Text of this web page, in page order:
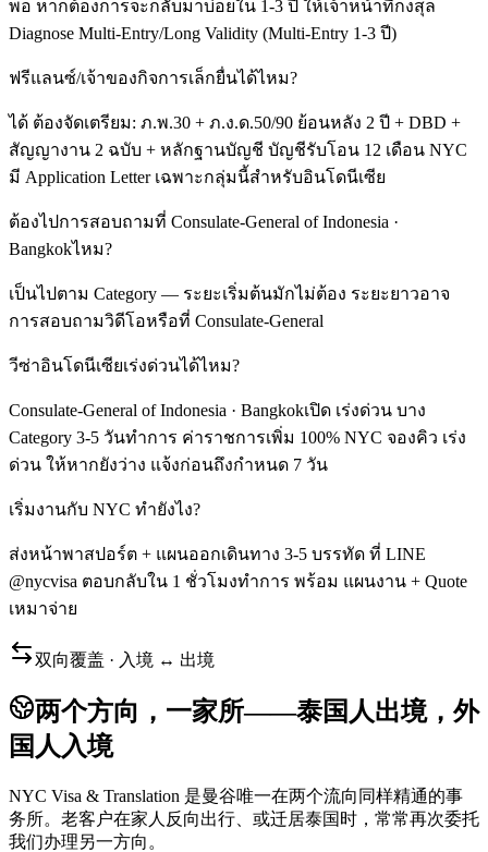
พอ หากต้องการจะกลับมาบ่อยใน 1-3 ปี ให้เจ้าหน้าที่กงสุล
Diagnose Multi-Entry/Long Validity (Multi-Entry 1-3 ปี)
ฟรีแลนซ์/เจ้าของกิจการเล็กยื่นได้ไหม?
ได้ ต้องจัดเตรียม: ภ.พ.30 + ภ.ง.ด.50/90 ย้อนหลัง 2 ปี + DBD +
สัญญางาน 2 ฉบับ + หลักฐานบัญชี บัญชีรับโอน 12 เดือน NYC
มี Application Letter เฉพาะกลุ่มนี้สำหรับอินโดนีเซีย
ต้องไปการสอบถามที่ Consulate-General of Indonesia ·
Bangkokไหม?
เป็นไปตาม Category — ระยะเริ่มต้นมักไม่ต้อง ระยะยาวอาจ
การสอบถามวิดีโอหรือที่ Consulate-General
วีซ่าอินโดนีเซียเร่งด่วนได้ไหม?
Consulate-General of Indonesia · Bangkokเปิด เร่งด่วน บาง
Category 3-5 วันทำการ ค่าราชการเพิ่ม 100% NYC จองคิว เร่ง
ด่วน ให้หากยังว่าง แจ้งก่อนถึงกำหนด 7 วัน
เริ่มงานกับ NYC ทำยังไง?
ส่งหน้าพาสปอร์ต + แผนออกเดินทาง 3-5 บรรทัด ที่ LINE
@nycvisa ตอบกลับใน 1 ชั่วโมงทำการ พร้อม แผนงาน + Quote
เหมาจ่าย
双向覆盖 · 入境 ↔ 出境
两个方向，一家所——泰国人出境，外
国人入境
NYC Visa & Translation 是曼谷唯一在两个流向同样精通的事
务所。老客户在家人反向出行、或迁居泰国时，常常再次委托
我们办理另一方向。